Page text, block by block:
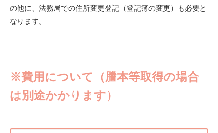
の他に、法務局での住所変更登記（登記簿の変更）も必要と
なります。
※費用について（謄本等取得の場合
は別途かかります）